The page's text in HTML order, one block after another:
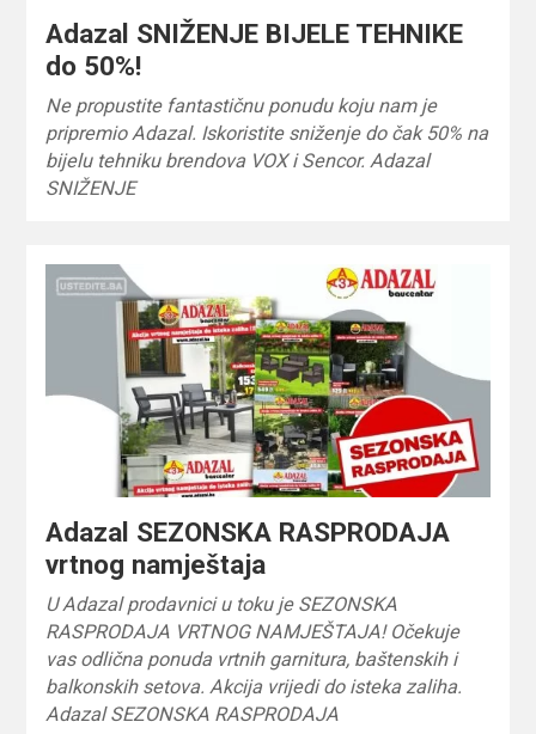
Adazal SNIŽENJE BIJELE TEHNIKE
do 50%!
Ne propustite fantastičnu ponudu koju nam je
pripremio Adazal. Iskoristite sniženje do čak 50% na
bijelu tehniku brendova VOX i Sencor. Adazal
SNIŽENJE
Adazal SEZONSKA RASPRODAJA
vrtnog namještaja
U Adazal prodavnici u toku je SEZONSKA
RASPRODAJA VRTNOG NAMJEŠTAJA! Očekuje
vas odlična ponuda vrtnih garnitura, baštenskih i
balkonskih setova. Akcija vrijedi do isteka zaliha.
Adazal SEZONSKA RASPRODAJA